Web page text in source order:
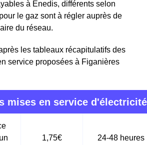
à Enedis, différents selon
le gaz sont à régler auprès de
du réseau.
les tableaux récapitulatifs des
service proposées à Figanières
mises en service d'électricité
1,75€ 24-48 heures